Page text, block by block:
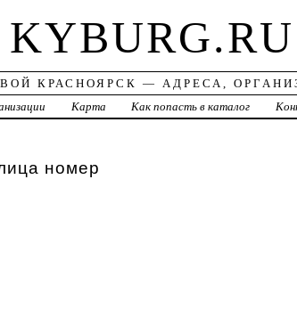
KYBURG.RU
КРАСНОЯРСК — АДРЕСА,
Карта Как попасть в каталог
номер